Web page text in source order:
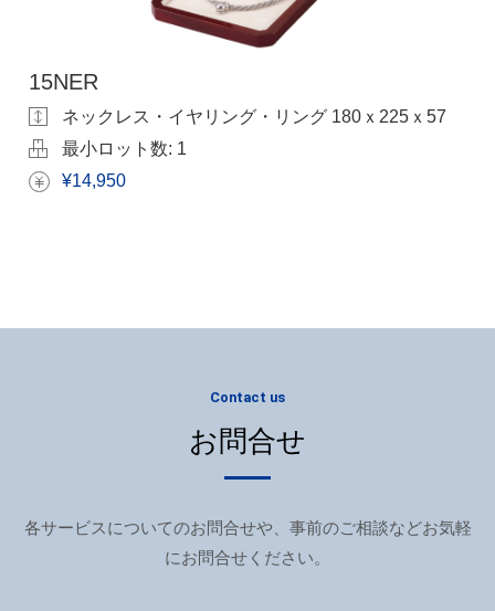
15NER
ネックレス・イヤリング・リング 180ｘ225ｘ57
最小ロット数: 1
¥14,950
Contact us
お問合せ
各サービスについてのお問合せや、事前のご相談などお気軽
にお問合せください。